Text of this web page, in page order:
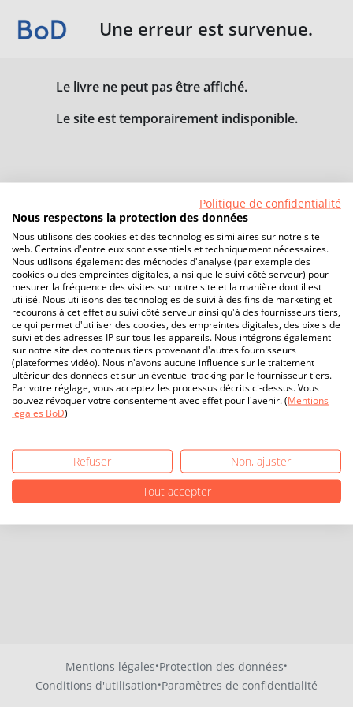
Une erreur est survenue.
Le livre ne peut pas être affiché.
Le site est temporairement indisponible.
Mentions légales·Protection des données·
Conditions d'utilisation·Paramètres de confidentialité
Politique de confidentialité
Nous respectons la protection des données
Nous utilisons des cookies et des technologies similaires sur notre site
web. Certains d'entre eux sont essentiels et techniquement nécessaires.
Nous utilisons également des méthodes d'analyse (par exemple des
cookies ou des empreintes digitales, ainsi que le suivi côté serveur) pour
mesurer la fréquence des visites sur notre site et la manière dont il est
utilisé. Nous utilisons des technologies de suivi à des fins de marketing et
recourons à cet effet au suivi côté serveur ainsi qu'à des fournisseurs tiers,
ce qui permet d'utiliser des cookies, des empreintes digitales, des pixels de
suivi et des adresses IP sur tous les appareils. Nous intégrons également
sur notre site des contenus tiers provenant d'autres fournisseurs
(plateformes vidéo). Nous n'avons aucune influence sur le traitement
ultérieur des données et sur un éventuel tracking par le fournisseur tiers.
Par votre réglage, vous acceptez les processus décrits ci-dessus. Vous
pouvez révoquer votre consentement avec effet pour l'avenir. (Mentions
légales BoD)
Refuser
Non, ajuster
Tout accepter